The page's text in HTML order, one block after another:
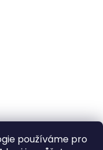
používáme pro